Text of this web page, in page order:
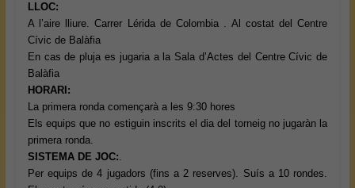
LLOC:
A l’aire lliure. Carrer Lérida de Colombia . Al costat del Centre
Cívic de Balàfia
En cas de pluja es jugaria a la Sala d’Actes del Centre Cívic de
Balàfia
HORARI:
La primera ronda començarà a les 9:30 hores
Els equips que no estiguin inscrits el dia del torneig no jugaràn la
primera ronda.
SISTEMA DE JOC:.
Per equips de 4 jugadors (fins a 2 reserves). Suís a 10 rondes.